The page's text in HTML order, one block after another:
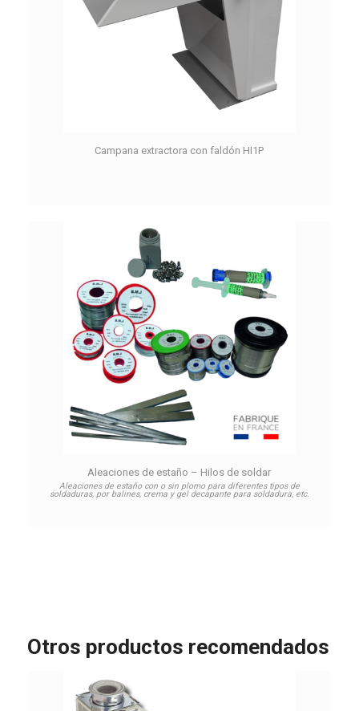
Campana extractora con faldón HI1P
Aleaciones de estaño – Hilos de soldar
Aleaciones de estaño con o sin plomo para diferentes tipos de
soldaduras, por balines, crema y gel decapante para soldadura, etc.
Otros productos recomendados